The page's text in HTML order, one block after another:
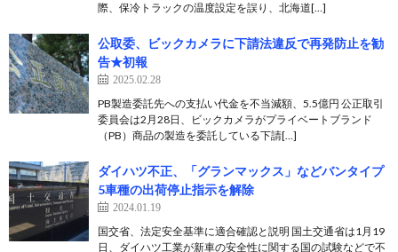
際、保冷トラックの温度設定を誤り、北海道[…]
公取委、ビックカメラに下請法違反で再発防止を勧
告★初報
2025.02.28
PB製造委託先への支払い代金を不当減額、5.5億円 公正取引
委員会は2月28日、ビックカメラがプライベートブランド
（PB）商品の製造を委託している下請[…]
ダイハツ不正、「グランマックス」などバンタイプ
5車種の出荷停止指示を解除
2024.01.19
国交省、法定安全基準に適合確認と説明 国土交通省は1月19
日、ダイハツ工業が新車の安全性に関する国の試験などで不